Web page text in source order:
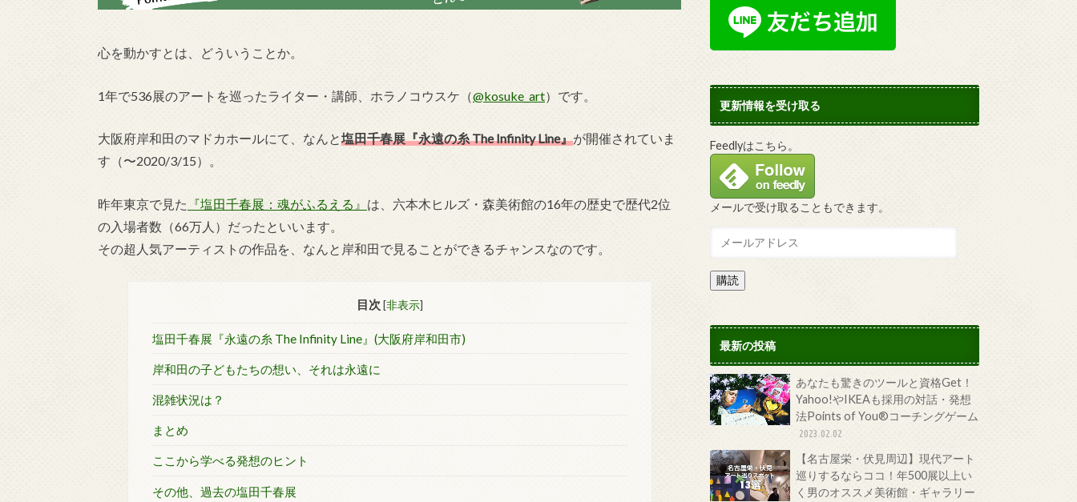
心を動かすとは、どういうことか。
1年で536展のアートを巡ったライター・講師、ホラノコウスケ（@kosuke_art）です。
大阪府岸和田のマドカホールにて、なんと塩田千春展『永遠の糸 The Infinity Line』が開催されていま
す（〜2020/3/15）。
昨年東京で見た 『塩田千春展：魂がふるえる』 は、六本木ヒルズ・森美術館の16年の歴史で歴代2位
の入場者数（66万人）だったといいます。
その超人気アーティストの作品を、なんと岸和田で見ることができるチャンスなのです。
目次 [非表示]
塩田千春展『永遠の糸 The Infinity Line』(大阪府岸和田市)
岸和田の子どもたちの想い、それは永遠に
混雑状況は？
まとめ
ここから学べる発想のヒント
その他、過去の塩田千春展
更新情報を受け取る
Feedlyはこちら。
メールで受け取ることもできます。
購読
最新の投稿
あなたも驚きのツールと資格Get！
Yahoo!やIKEAも採用の対話・発想
法Points of You®コーチングゲーム
2023.02.02
【名古屋栄・伏見周辺】現代アート
巡りするならココ！年500展以上い
く男のオススメ美術館・ギャラリー